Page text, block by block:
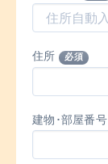
住所 必須
建物･部屋番号